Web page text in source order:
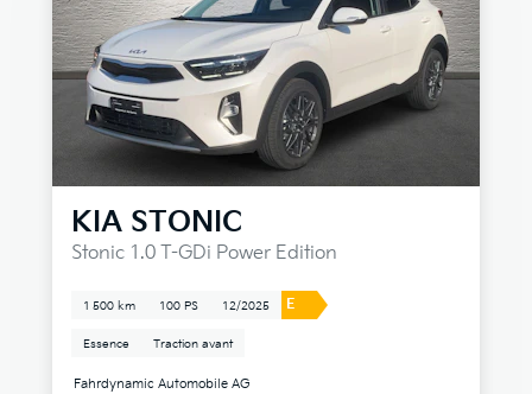
KIA STONIC
Stonic 1.0 T-GDi Power Edition
1 500 km 100 PS 12/2025 E
Essence Traction avant
Fahrdynamic Automobile AG